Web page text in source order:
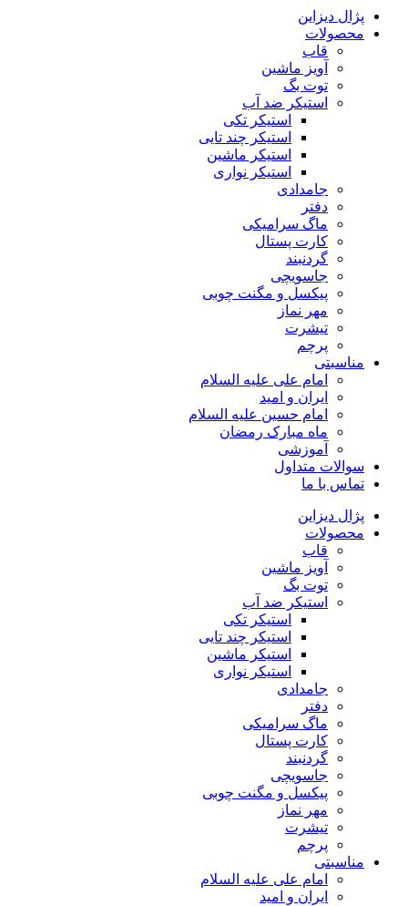
پژال دیزاین
محصولات
قاب
آویز ماشین
توت بگ
استیکر ضد آب
استیکر تکی
استیکر چند تایی
استیکر ماشین
استیکر نواری
جامدادی
دفتر
ماگ سرامیکی
کارت پستال
گردنبند
جاسویچی
پیکسل و مگنت چوبی
مهر نماز
تیشرت
پرچم
مناسبتی
امام علی علیه السلام
ایران و امید
امام حسین علیه السلام
ماه مبارک رمضان
آموزشی
سوالات متداول
تماس با ما
پژال دیزاین
محصولات
قاب
آویز ماشین
توت بگ
استیکر ضد آب
استیکر تکی
استیکر چند تایی
استیکر ماشین
استیکر نواری
جامدادی
دفتر
ماگ سرامیکی
کارت پستال
گردنبند
جاسویچی
پیکسل و مگنت چوبی
مهر نماز
تیشرت
پرچم
مناسبتی
امام علی علیه السلام
ایران و امید